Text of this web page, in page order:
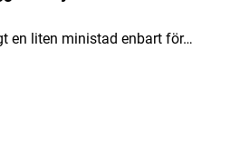
en liten ministad enbart för…